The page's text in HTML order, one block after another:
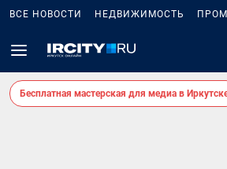
ВСЕ НОВОСТИ НЕДВИЖИМОСТЬ
Бесплатная мастерская для медиа в